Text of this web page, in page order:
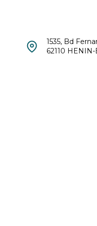
1535, Bd
62110